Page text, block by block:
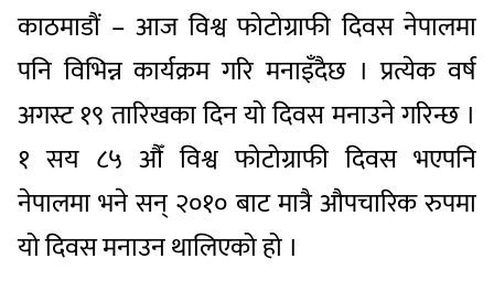
काठमाडौं – आज विश्व फोटोग्राफी दिवस नेपालमा
पनि विभिन्न कार्यक्रम गरि मनाइँदैछ । प्रत्येक वर्ष
अगस्ट १९ तारिखका दिन यो दिवस मनाउने गरिन्छ ।
१ सय ८५ औँ विश्व फोटोग्राफी दिवस भएपनि
नेपालमा भने सन् २०१० बाट मात्रै औपचारिक रुपमा
यो दिवस मनाउन थालिएको हो ।